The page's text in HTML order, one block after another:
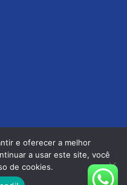
e oferecer a melhor
a usar este site, você
de cookies.